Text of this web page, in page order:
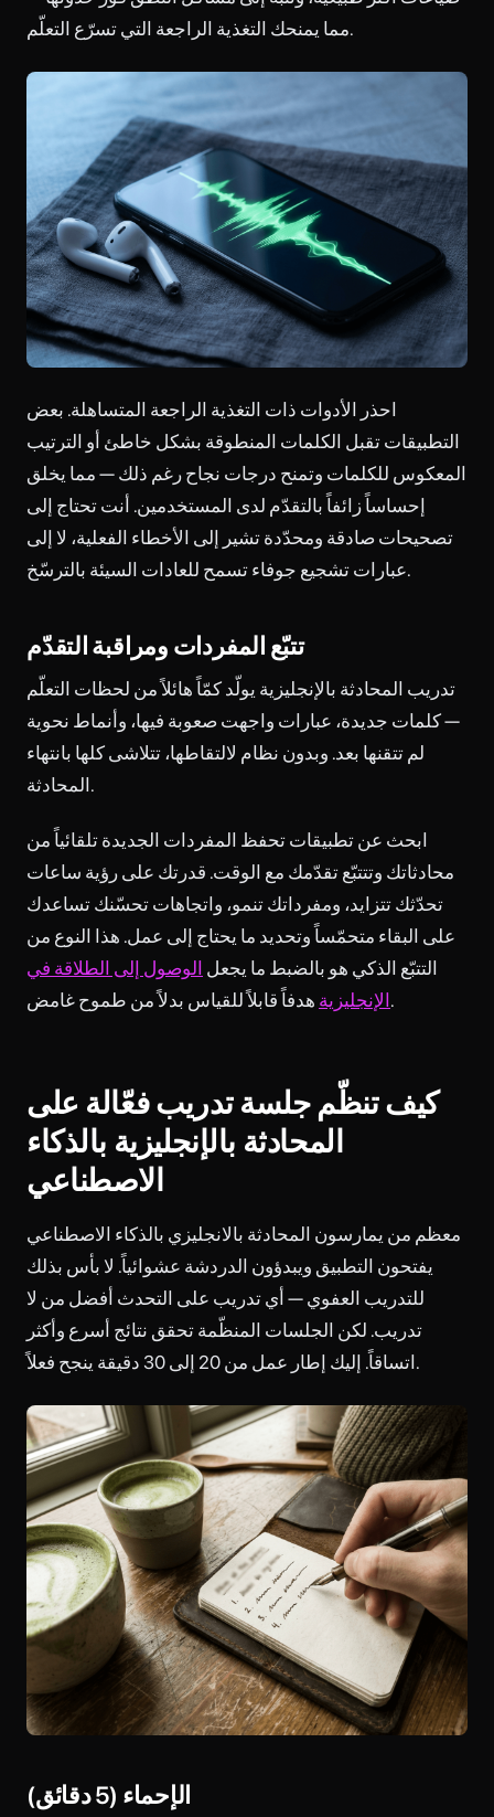
مما يمنحك التغذية الراجعة التي تسرّع التعلّم.
احذر الأدوات ذات التغذية الراجعة المتساهلة. بعض
التطبيقات تقبل الكلمات المنطوقة بشكل خاطئ أو الترتيب
المعكوس للكلمات وتمنح درجات نجاح رغم ذلك — مما يخلق
إحساساً زائفاً بالتقدّم لدى المستخدمين. أنت تحتاج إلى
تصحيحات صادقة ومحدّدة تشير إلى الأخطاء الفعلية، لا إلى
عبارات تشجيع جوفاء تسمح للعادات السيئة بالترسّخ.
تتبّع المفردات ومراقبة التقدّم
تدريب المحادثة بالإنجليزية يولّد كمّاً هائلاً من لحظات التعلّم
— كلمات جديدة، عبارات واجهت صعوبة فيها، وأنماط نحوية
لم تتقنها بعد. وبدون نظام لالتقاطها، تتلاشى كلها بانتهاء
المحادثة.
ابحث عن تطبيقات تحفظ المفردات الجديدة تلقائياً من
محادثاتك وتتتبّع تقدّمك مع الوقت. قدرتك على رؤية ساعات
تحدّثك تتزايد، ومفرداتك تنمو، واتجاهات تحسّنك تساعدك
على البقاء متحمّساً وتحديد ما يحتاج إلى عمل. هذا النوع من
التتبّع الذكي هو بالضبط ما يجعل الوصول إلى الطلاقة في
الإنجليزيةهدفاً قابلاً للقياس بدلاً من طموح غامض.
كيف تنظّم جلسة تدريب فعّالة على
المحادثة بالإنجليزية بالذكاء
الاصطناعي
معظم من يمارسون المحادثة بالانجليزي بالذكاء الاصطناعي
يفتحون التطبيق ويبدؤون الدردشة عشوائياً. لا بأس بذلك
للتدريب العفوي — أي تدريب على التحدث أفضل من لا
تدريب. لكن الجلسات المنظّمة تحقق نتائج أسرع وأكثر
اتساقاً. إليك إطار عمل من 20 إلى 30 دقيقة ينجح فعلاً.
الإحماء (5 دقائق)